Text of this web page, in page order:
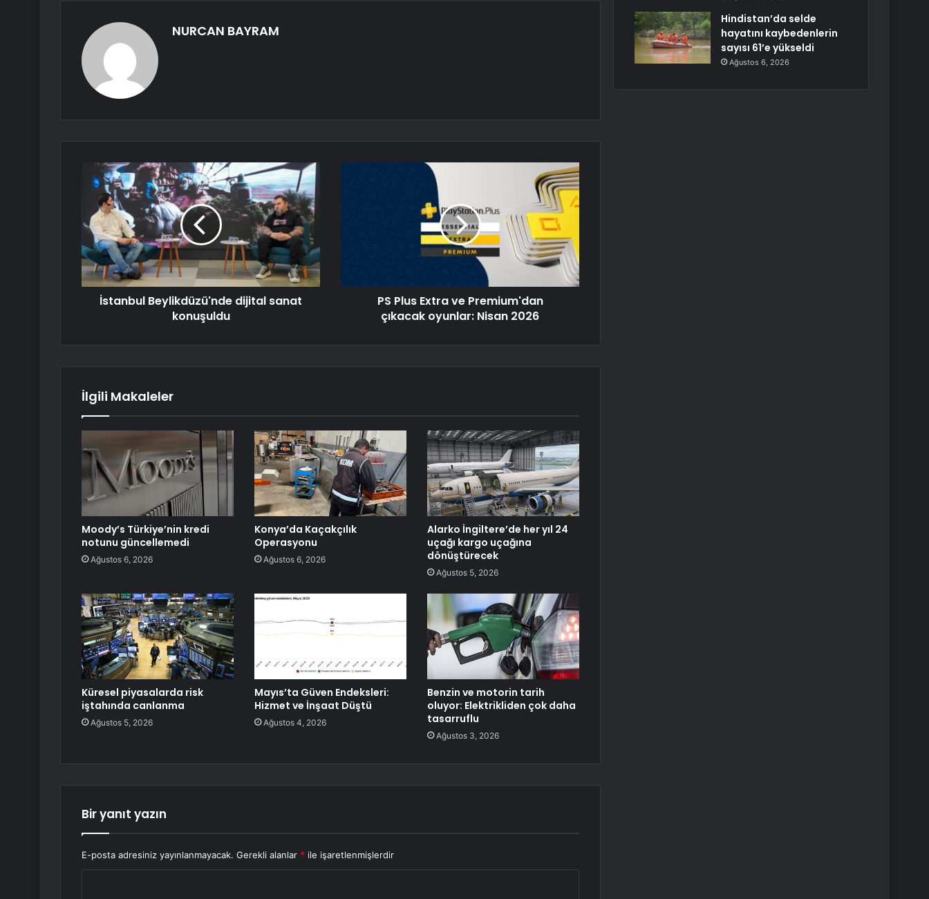
NURCAN BAYRAM
İstanbul Beylikdüzü'nde dijital sanat
konuşuldu
PS Plus Extra ve Premium'dan
çıkacak oyunlar: Nisan 2026
İlgili Makaleler
Moody’s Türkiye’nin kredi
notunu güncellemedi
Ağustos 6, 2026
Konya’da Kaçakçılık
Operasyonu
Ağustos 6, 2026
Alarko İngiltere’de her yıl 24
uçağı kargo uçağına
dönüştürecek
Ağustos 5, 2026
Küresel piyasalarda risk
iştahında canlanma
Ağustos 5, 2026
Mayıs’ta Güven Endeksleri:
Hizmet ve İnşaat Düştü
Ağustos 4, 2026
Benzin ve motorin tarih
oluyor: Elektrikliden çok daha
tasarruflu
Ağustos 3, 2026
Bir yanıt yazın
E-posta adresiniz yayınlanmayacak. Gerekli alanlar * ile işaretlenmişlerdir
Hindistan’da selde
hayatını kaybedenlerin
sayısı 61’e yükseldi
Ağustos 6, 2026